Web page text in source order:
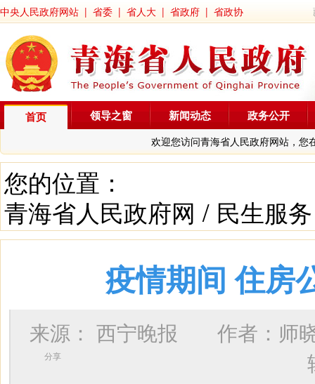
中央人民政府网站 | 省委 | 省人大 | 省政府 | 省政协
首页
欢迎您访问青海省人民政府网站，您
领导之窗 新闻动态 政务公开
您的位置：
青海省人民政府网 / 民生服务
疫情期间 住房
来源：西宁晚报 作者： 师
分享